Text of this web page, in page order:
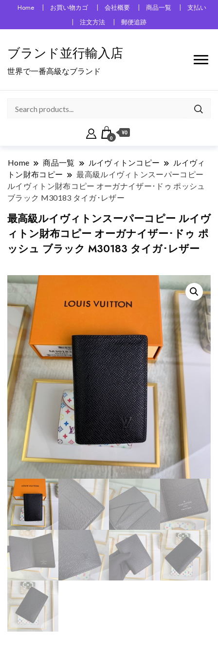
Home お買い物カゴ 会社概要 商品一覧
支払い
注文方法
郵便追跡
ブランド並行輸入店
世界で一番高級なブランド
0
¥0
Home 商品一覧 ルイヴィトンコピー
ルイヴィ
トン財布コピー
最高級ルイヴィトンスーパーコピー
ルイヴィトン財布コピー オーガナイザー･ドゥ ポッシュ
ブラック M30183 タイガ･レザー
最高級ルイヴィトンスーパーコピー ルイヴ
ィトン財布コピー オーガナイザー･ドゥ ポ
ッシュ ブラック M30183 タイガ･レザー